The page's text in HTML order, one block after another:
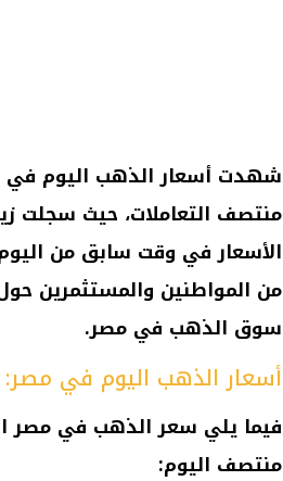
الأسعار في وقت سابق من
من المواطنين والمستثمرين
سوق الذهب في مصر.
أسعار الذهب اليوم في مصر:
فيما يلي سعر الذهب في مصر
منتصف اليوم: